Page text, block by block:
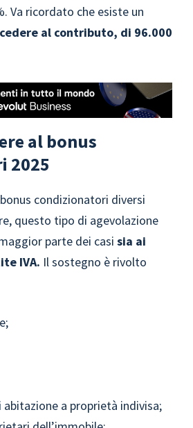
Va ricordato che esiste un
al contributo, di 96.000
al bonus
2025
condizionatori diversi
questo tipo di agevolazione
parte dei casi sia ai
IVA. Il sostegno è rivolto
a proprietà indivisa;